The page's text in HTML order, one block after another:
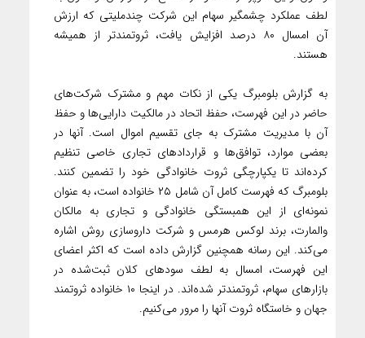
لطف عملکرد چشمگیر سهام این شرکت چندملیتی که ارزش
آن امسال ۸۰ درصد افزایش یافت، ثروتمندتر از همیشه
هستند.
به گزارش بلومبرگ یکی از نکات مهم و مشترک شرکت‌های
حاضر در این فهرست، حفظ اتحاد در مالکیت دارایی‌ها و حفظ
آن با مدیریت مشترک به جای تقسیم اموال است. آنها در
بعضی موارد، توافق‌ها و قراردادهای تجاری خاصی تنظیم
کرده‌اند تا یکپارچگی ثروت خانوادگی خود را تضمین کنند.
بلومبرگ که فهرست کامل آن شامل ۲۵ خانواده است، به عنوان
نمونه‌ای از این همبستگی خانوادگی و تجاری به مالکان
والمارت، برند لوکس هرمس و شرکت داروسازی روش اشاره
می‌کند. این رسانه‌ همچنین گزارش داده است که اکثر اعضای
این فهرست، امسال به لطف سودهای کلان ثبت‌شده در
بازارهای سهام، ثروتمندتر شده‌اند. در اینجا ۱۰ خانواده ثروتمند
جهان و خاستگاه ثروت آنها را مرور می‌کنیم.